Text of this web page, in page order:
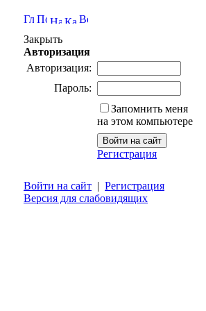
Закрыть
Авторизация
Авторизация:
Пароль:
Запомнить меня
на этом компьютере
Регистрация
Войти на сайт | Регистрация
Версия для слабовидящих